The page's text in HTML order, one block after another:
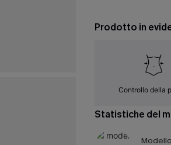
Prodotto in
Controllo della
Statistiche del